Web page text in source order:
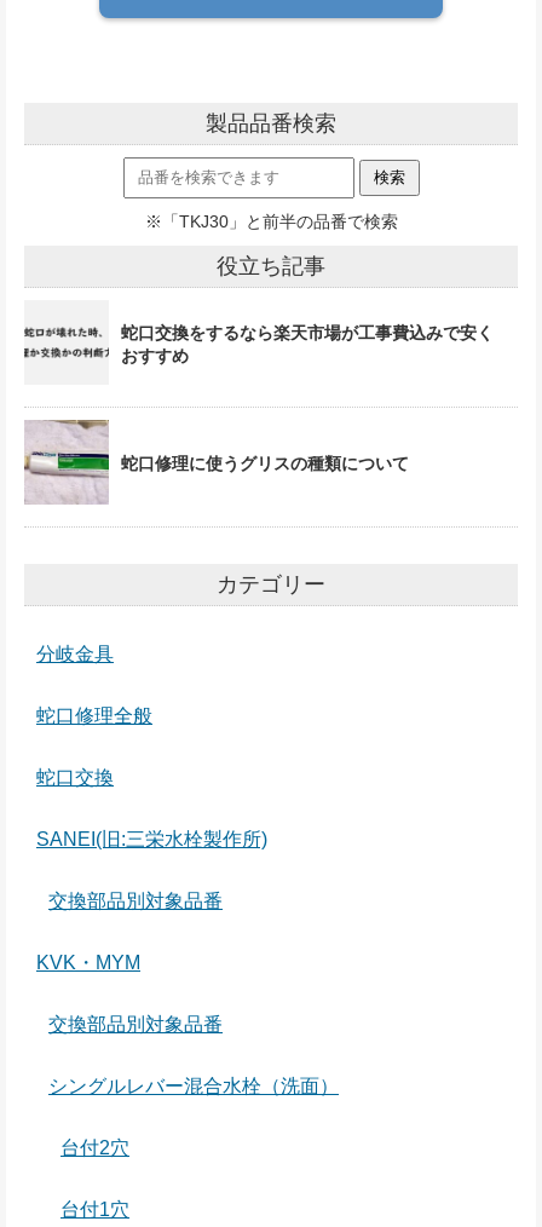
製品品番検索
※「TKJ30」と前半の品番で検索
役立ち記事
蛇口交換をするなら楽天市場が工事費込みで安く
おすすめ
蛇口修理に使うグリスの種類について
カテゴリー
分岐金具
蛇口修理全般
蛇口交換
SANEI(旧:三栄水栓製作所)
交換部品別対象品番
KVK・MYM
交換部品別対象品番
シングルレバー混合水栓（洗面）
台付2穴
台付1穴